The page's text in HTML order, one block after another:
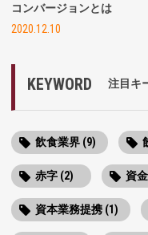
コンバージョンとは
2020.12.10
KEYWORD 注目キ
飲食業界 (9)
赤字 (2) 資
資本業務提携 (1)